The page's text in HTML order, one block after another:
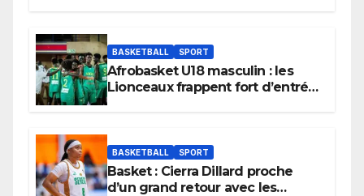
BASKETBALL SPORT
Afrobasket U18 masculin : les
Lionceaux frappent fort d’entrée
BASKETBALL SPORT
Basket : Cierra Dillard proche
d’un grand retour avec les